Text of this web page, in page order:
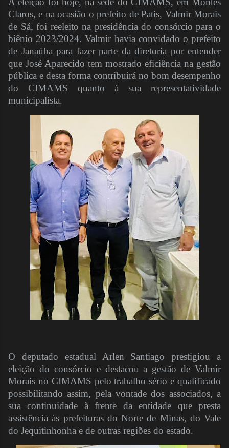
Claros, e na ocasião o prefeito de Patis, Valmir Morais
de Sá, foi reeleito na presidência do consórcio para o
biênio 2023/2024. Valmir havia convidado o prefeito
de Janaúba para fazer parte da diretoria por entender
que José Aparecido tem mostrado eficiência na gestão
pública e desta forma contribuirá no bom desempenho
do CIMAMS quanto à sua representatividade
municipalista.
O deputado estadual Arlen Santiago prestigiou a
eleição do consórcio e destacou a gestão de Valmir
Morais no CIMAMS pelo trabalho sério e qualificado
possibilitando assim, pela vontade dos associados, a
sua continuidade à frente da entidade que presta
assistência às prefeituras do Norte de Minas, do Vale
do Jequitinhonha e de outras regiões do estado.